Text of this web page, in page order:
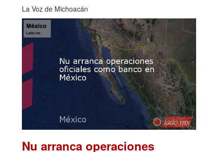
La Voz de Michoacán
Nu arranca operaciones